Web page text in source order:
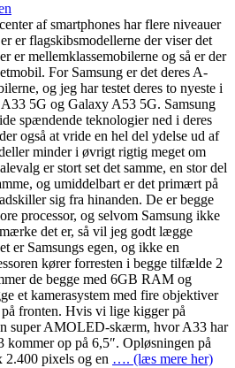
af smartphones har flere niveauer
er flagskibsmodellerne der viser det
er mellemklassemobilerne og så er der
For Samsung er det deres A-
og jeg har testet deres to nyeste i
5G og Galaxy A53 5G. Samsung
spændende teknologier ned i deres
også at vride en hel del ydelse ud af
minder i øvrigt rigtig meget om
er stort set det samme, en stor del
og umiddelbart er det primært på
sig fra hinanden. De er begge
processor, og selvom Samsung ikke
det er, så vil jeg godt lægge
er Samsungs egen, og ikke en
kører forresten i begge tilfælde 2
de begge med 6GB RAM og
et kamerasystem med fire objektiver
fronten. Hvis vi lige kigger på
super AMOLED-skærm, hvor A33 har
kommer op på 6,5″. Opløsningen på
2.400 pixels og en …. (læs mere her)